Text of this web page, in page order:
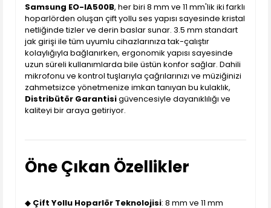
Samsung EO-IA500B, her biri 8 mm ve 11 mm'lik iki farklı
hoparlörden oluşan çift yollu ses yapısı sayesinde kristal
netliğinde tizler ve derin baslar sunar. 3.5 mm standart
jak girişi ile tüm uyumlu cihazlarınıza tak-çalıştır
kolaylığıyla bağlanırken, ergonomik yapısı sayesinde
uzun süreli kullanımlarda bile üstün konfor sağlar. Dahili
mikrofonu ve kontrol tuşlarıyla çağrılarınızı ve müziğinizi
zahmetsizce yönetmenize imkan tanıyan bu kulaklık,
Distribütör Garantisigüvencesiyle dayanıklılığı ve
kaliteyi bir araya getiriyor.
Öne Çıkan Özellikler
◆ Çift Yollu Hoparlör Teknolojisi: 8 mm ve 11 mm